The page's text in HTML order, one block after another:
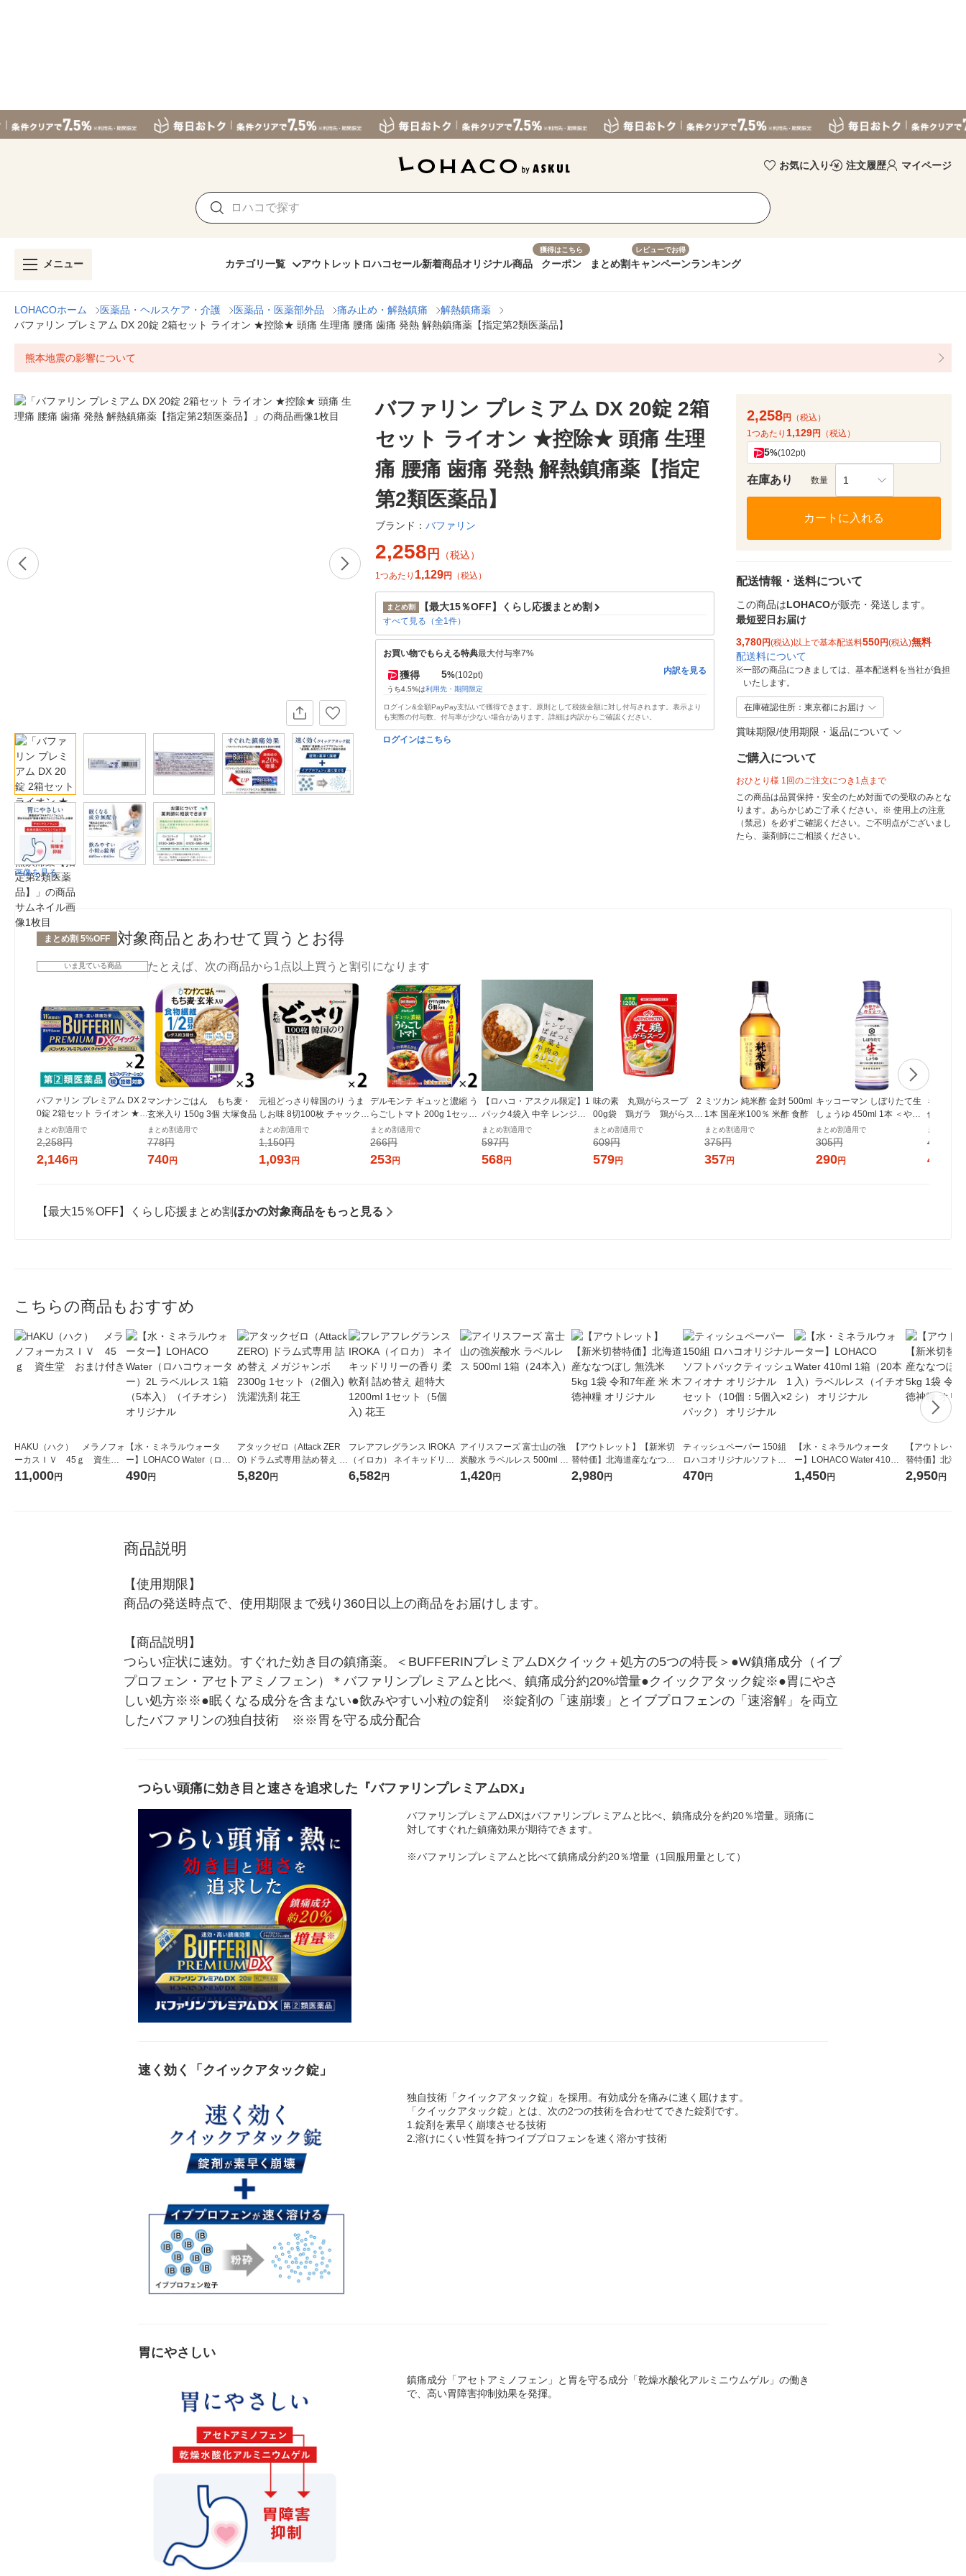
お気に入り 注文履歴 マイページ
メニュー カテゴリ一覧 アウトレット ロハコセール新着商品オリジナル商品
獲得はこちら
クーポン まとめ割
レビューでお得
キャンペーンランキング
LOHACOホーム 医薬品・ヘルスケア・介護 医薬品・医薬部外品 痛み止め・解熱鎮痛
解熱鎮痛薬
バファリン プレミアム DX 20錠 2箱セット ライオン ★控除★ 頭痛 生理痛 腰痛 歯痛 発熱 解熱鎮痛薬【指定第2類医薬品】
熊本地震の影響について
画像を見る
バファリン プレミアム DX 20錠 2箱
セット ライオン ★控除★ 頭痛 生理
痛 腰痛 歯痛 発熱 解熱鎮痛薬【指定
第2類医薬品】
ブランド： バファリン
2,258 円 （税込）
1つあたり 1,129円 （税込）
まとめ割 【最大15％OFF】くらし応援まとめ割
すべて見る（全1件）
お買い物でもらえる特典最大付与率7%
獲得 5%(102pt)
うち4.5%は利用先・期間限定
内訳を見る
ログイン&全額PayPay支払いで獲得できます。原則として税抜金額に対し付与されます。表示より
も実際の付与数、付与率が少ない場合があります。詳細は内訳からご確認ください。
ログインはこちら
2,258円
（税込）
1つあたり 1,129円 （税込）
5%(102pt)
在庫あり 数量 1
カートに入れる
配送情報・送料について
この商品はLOHACOが販売・発送します。
最短翌日お届け
3,780円(税込)以上で基本配送料550円(税込)無料
配送料について
※一部の商品につきましては、基本配送料を当社が負担
いたします。
在庫確認住所：東京都にお届け
賞味期限/使用期限・返品について
ご購入について
おひとり様 1回のご注文につき1点まで
この商品は品質保持・安全のため対面での受取のみとな
ります。あらかじめご了承ください。※ 使用上の注意
（禁忌）を必ずご確認ください。ご不明点がございまし
たら、薬剤師にご相談ください。
まとめ割 5%OFF 対象商品とあわせて買うとお得
いま見ている商品
バファリン プレミアム DX 2
0錠 2箱セット ライオン ★控
除★ 頭痛 生理痛 腰痛 歯痛
発熱 解熱鎮痛薬【指定第2類
まとめ割適用で
2,258円
2,146円
たとえば、次の商品から1点以上買うと割引になります
マンナンごはん もち麦・
玄米入り 150g 3個 大塚食品
まとめ割適用で
778円
740円
元祖どっさり韓国のり うま
しお味 8切100枚 チャック付
き 1セット（1個×2）オリオ
ンジャコー
まとめ割適用で
1,150円
1,093円
デルモンテ ギュッと濃縮 う
らごしトマト 200g 1セット
（1個×2）キッコーマン 紙
パック
まとめ割適用で
266円
253円
【ロハコ・アスクル限定】1
パック4袋入 中辛 レンジで
ぱぱっと野菜と牛肉のカレ
ー 180g 1個 オリジナル レト
ル
まとめ割適用で
597円
568円
味の素 丸鶏がらスープ 2
00g袋 鶏ガラ 鶏がらスー
プの素
まとめ割適用で
609円
579円
ミツカン 純米酢 金封 500ml
1本 国産米100％ 米酢 食酢
まとめ割適用で
375円
357円
キッコーマン しぼりたて生
しょうゆ 450ml 1本 ＜やわ
らか密封ボトル＞ 醤油 しょ
う油 調味料（イチオシ）
まとめ割適用で
305円
290円
キッコー
仕込み
【国産米
ん
まとめ割適
426円
405
【最大15％OFF】くらし応援まとめ割 ほかの対象商品をもっと見る
こちらの商品もおすすめ
HAKU（ハク） メラノフォ
ーカスＩＶ 45ｇ 資生
堂 おまけ付き
11,000円
【水・ミネラルウォータ
ー】LOHACO Water（ロハ
コウォーター）2L ラベルレ
490円
アタックゼロ（Attack ZER
O) ドラム式専用 詰め替え メ
ガジャンボ 2300g 1セット
（2個入) 洗濯洗剤 花王
5,820円
フレアフレグランス IROKA
（イロカ） ネイキッドリリ
ーの香り 柔軟剤 詰め替え 超
特大 1200ml 1セット（5個
6,582円
アイリスフーズ 富士山の強
炭酸水 ラベルレス 500ml 1
箱（24本入）
1,420円
【アウトレット】【新米切
替特価】北海道産ななつぼ
し 無洗米 5kg 1袋 令和7年産
米 木徳神糧 オリジナル
2,980円
ティッシュペーパー 150組
ロハコオリジナルソフトパ
ックティッシュ フィオナ オ
470円
【水・ミネラルウォータ
ー】LOHACO Water 410ml
1箱（20本入）ラベルレス
（イチオシ） オリジナル
1,450円
【アウトレッ
替特価】北海
し 精白米 5kg
米 木徳神糧 オ
2,950円
商品説明
【使用期限】
商品の発送時点で、使用期限まで残り360日以上の商品をお届けします。
【商品説明】
つらい症状に速効。すぐれた効き目の鎮痛薬。＜BUFFERINプレミアムDXクイック＋処方の5つの特長＞●W鎮痛成分（イブ
プロフェン・アセトアミノフェン）＊バファリンプレミアムと比べ、鎮痛成分約20%増量●クイックアタック錠※●胃にやさ
しい処方※※●眠くなる成分を含まない●飲みやすい小粒の錠剤　※錠剤の「速崩壊」とイブプロフェンの「速溶解」を両立
したバファリンの独自技術　※※胃を守る成分配合
つらい頭痛に効き目と速さを追求した『バファリンプレミアムDX』
バファリンプレミアムDXはバファリンプレミアムと比べ、鎮痛成分を約20％増量。頭痛に
対してすぐれた鎮痛効果が期待できます。
※バファリンプレミアムと比べて鎮痛成分約20％増量（1回服用量として）
速く効く「クイックアタック錠」
独自技術「クイックアタック錠」を採用。有効成分を痛みに速く届けます。
「クイックアタック錠」とは、次の2つの技術を合わせてできた錠剤です。
1.錠剤を素早く崩壊させる技術
2.溶けにくい性質を持つイブプロフェンを速く溶かす技術
胃にやさしい
鎮痛成分「アセトアミノフェン」と胃を守る成分「乾燥水酸化アルミニウムゲル」の働き
で、高い胃障害抑制効果を発揮。